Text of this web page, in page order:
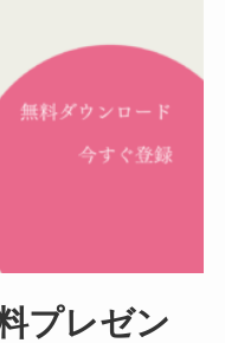
プレゼン